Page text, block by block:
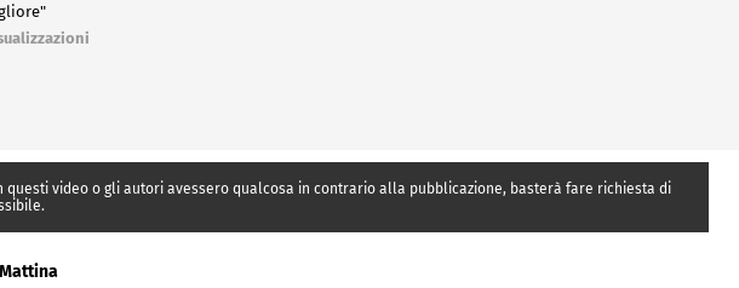
video o gli autori avessero qualcosa in contrario alla pubblicazione, basterà fare richiesta di
Mattina